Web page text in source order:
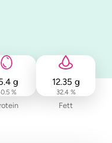
g
%
12.35 g
32.4 %
Fett